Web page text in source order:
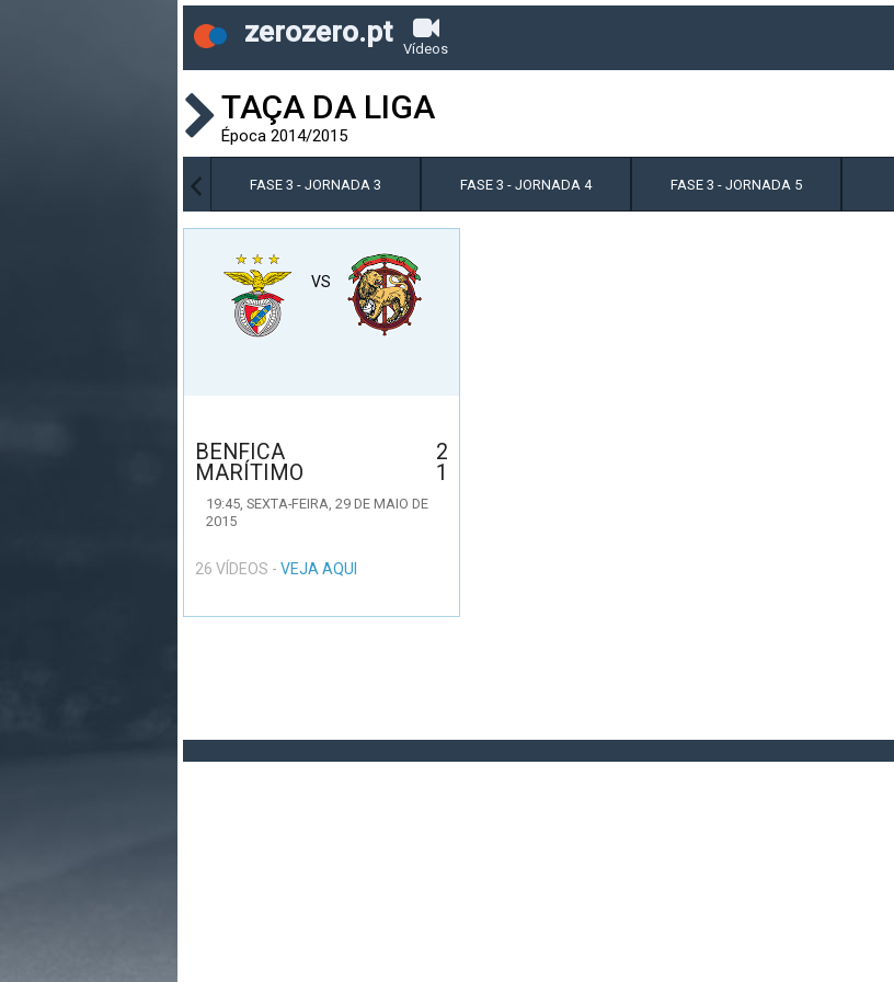
zerozero.pt
Vídeos
TAÇA DA LIGA
Época 2014/2015
FASE 3 - JORNADA 3 FASE 3 - JORNADA 4 FASE 3 - JORNADA 5
VS
BENFICA
2
MARÍTIMO
1
19:45, SEXTA-FEIRA, 29 DE MAIO DE
2015
26 VÍDEOS - VEJA AQUI